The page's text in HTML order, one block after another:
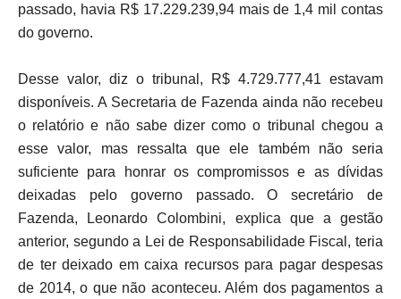
passado, havia R$ 17.229.239,94 mais de 1,4 mil contas
do governo.
Desse valor, diz o tribunal, R$ 4.729.777,41 estavam
disponíveis. A Secretaria de Fazenda ainda não recebeu
o relatório e não sabe dizer como o tribunal chegou a
esse valor, mas ressalta que ele também não seria
suficiente para honrar os compromissos e as dívidas
deixadas pelo governo passado. O secretário de
Fazenda, Leonardo Colombini, explica que a gestão
anterior, segundo a Lei de Responsabilidade Fiscal, teria
de ter deixado em caixa recursos para pagar despesas
de 2014, o que não aconteceu. Além dos pagamentos a